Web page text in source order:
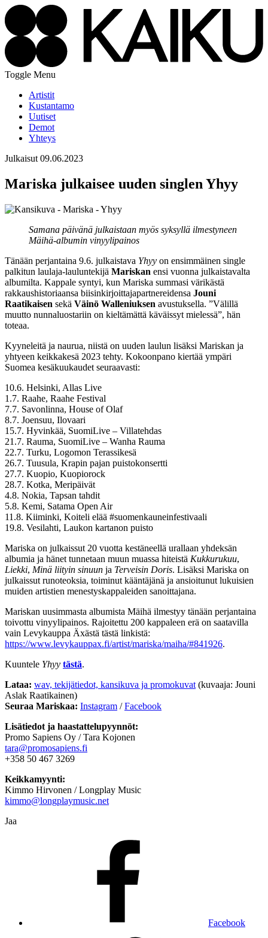
Toggle Menu
Artistit
Kustantamo
Uutiset
Demot
Yhteys
Julkaisut 09.06.2023
Mariska julkaisee uuden singlen Yhyy
Samana päivänä julkaistaan myös syksyllä ilmestyneen
Mäihä-albumin vinyylipainos
Tänään perjantaina 9.6. julkaistava Yhyy on ensimmäinen single
palkitun laulaja-lauluntekijä Mariskan ensi vuonna julkaistavalta
albumilta. Kappale syntyi, kun Mariska summasi värikästä
rakkaushistoriaansa biisinkirjoittajapartnereidensa Jouni
Raatikaisen sekä Väinö Walleniuksen avustuksella. ”Välillä
muutto nunnaluostariin on kieltämättä käväissyt mielessä”, hän
toteaa.
Kyyneleitä ja naurua, niistä on uuden laulun lisäksi Mariskan ja
yhtyeen keikkakesä 2023 tehty. Kokoonpano kiertää ympäri
Suomea kesäkuukaudet seuraavasti:
10.6. Helsinki, Allas Live
1.7. Raahe, Raahe Festival
7.7. Savonlinna, House of Olaf
8.7. Joensuu, Ilovaari
15.7. Hyvinkää, SuomiLive – Villatehdas
21.7. Rauma, SuomiLive – Wanha Rauma
22.7. Turku, Logomon Terassikesä
26.7. Tuusula, Krapin pajan puistokonsertti
27.7. Kuopio, Kuopiorock
28.7. Kotka, Meripäivät
4.8. Nokia, Tapsan tahdit
5.8. Kemi, Satama Open Air
11.8. Kiiminki, Koiteli elää #suomenkauneinfestivaali
19.8. Vesilahti, Laukon kartanon puisto
Mariska on julkaissut 20 vuotta kestäneellä urallaan yhdeksän
albumia ja hänet tunnetaan muun muassa hiteistä Kukkurukuu,
Liekki, Minä liityin sinuun ja Terveisin Doris. Lisäksi Mariska on
julkaissut runoteoksia, toiminut kääntäjänä ja ansioitunut lukuisien
muiden artistien menestyskappaleiden sanoittajana.
Mariskan uusimmasta albumista Mäihä ilmestyy tänään perjantaina
toivottu vinyylipainos. Rajoitettu 200 kappaleen erä on saatavilla
vain Levykauppa Äxästä tästä linkistä:
https://www.levykauppax.fi/artist/mariska/maiha/#841926.
Kuuntele Yhyy tästä.
Lataa: wav, tekijätiedot, kansikuva ja promokuvat (kuvaaja: Jouni
Aslak Raatikainen)
Seuraa Mariskaa: Instagram /Facebook
Lisätiedot ja haastattelupyynnöt:
Promo Sapiens Oy / Tara Kojonen
tara@promosapiens.fi
+358 50 467 3269
Keikkamyynti:
Kimmo Hirvonen / Longplay Music
kimmo@longplaymusic.net
Jaa
Facebook